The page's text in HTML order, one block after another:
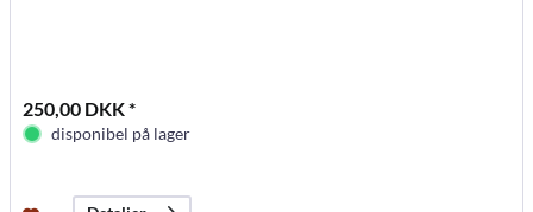
250,00 DKK *
disponibel på lager